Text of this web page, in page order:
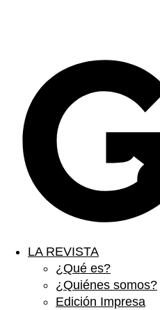
LA REVISTA
¿Qué es?
¿Quiénes somos?
Edición Impresa